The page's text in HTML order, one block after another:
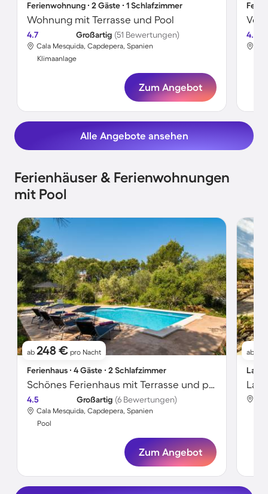
Ferienwohnung ∙ 2 Gäste ∙ 1 Schlafzimmer
Wohnung mit Terrasse und Pool
4.7 Großartig (51 Bewertungen)
Cala Mesquida, Capdepera, Spanien
Klimaanlage
Zum Angebot
4.8
Alle Angebote ansehen
Ferienhäuser & Ferienwohnungen
mit Pool
ab 248 € pro Nacht
Ferienhaus ∙ 4 Gäste ∙ 2 Schlafzimmer
Schönes Ferienhaus mit Terrasse und privatem Pool | Neben dem Strand
4.5 Großartig (6 Bewertungen)
Cala Mesquida, Capdepera, Spanien
Pool
Zum Angebot
ab